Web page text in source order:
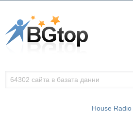
House Radio